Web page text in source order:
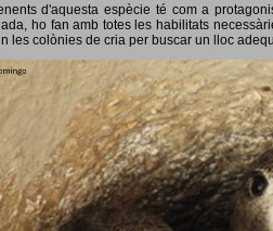
d'aquesta espècie té com a
ho fan amb totes les habilitats
les colònies de cria per buscar un lloc